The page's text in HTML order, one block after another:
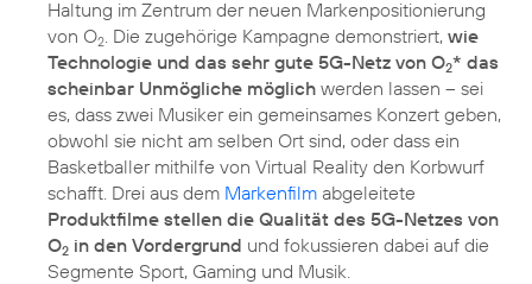
Haltung im Zentrum der neuen Markenpositionierung
von O2 . Die zugehörige Kampagne demonstriert, wie
Technologie und das sehr gute 5G-Netz von O2* das
scheinbar Unmögliche möglich werden lassen – sei
es, dass zwei Musiker ein gemeinsames Konzert geben,
obwohl sie nicht am selben Ort sind, oder dass ein
Basketballer mithilfe von Virtual Reality den Korbwurf
schafft. Drei aus dem Markenfilm abgeleitete
Produktfilme stellen die Qualität des 5G-Netzes von
O2 in den Vordergrund und fokussieren dabei auf die
Segmente Sport, Gaming und Musik.